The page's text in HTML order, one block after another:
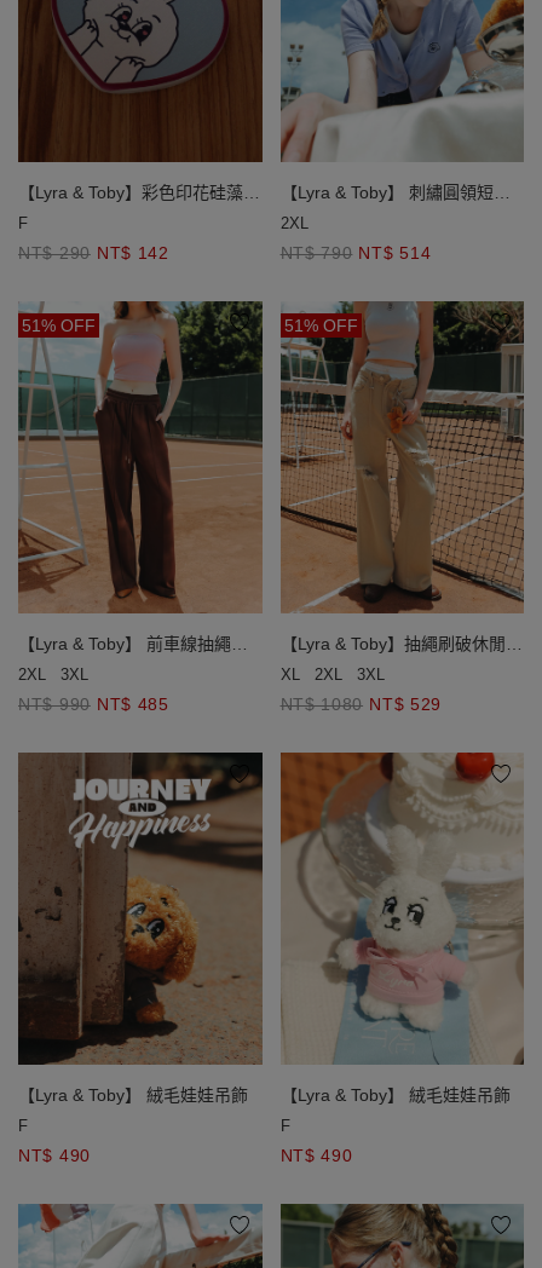
【Lyra & Toby】彩色印花硅藻土
造型杯墊
F
NT$ 290 NT$ 142
【Lyra & Toby】 刺繡圓領短袖
針織衫
2XL
NT$ 790 NT$ 514
51% OFF
【Lyra & Toby】 前車線抽繩鬆
緊長褲
2XL 3XL
NT$ 990 NT$ 485
51% OFF
【Lyra & Toby】抽繩刷破休閒長
褲
XL 2XL 3XL
NT$ 1080 NT$ 529
【Lyra & Toby】 絨毛娃娃吊飾
F
NT$ 490
【Lyra & Toby】 絨毛娃娃吊飾
F
NT$ 490